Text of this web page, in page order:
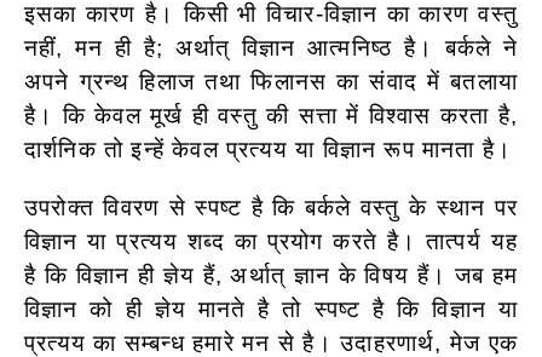
इसका कारण है। किसी भी विचार-विज्ञान का कारण वस्तु
नहीं, मन ही है; अर्थात् विज्ञान आत्मनिष्ठ है। बर्कले ने
अपने ग्रन्थ हिलाज तथा फिलानस का संवाद में बतलाया
है। कि केवल मूर्ख ही वस्तु की सत्ता में विश्वास करता है,
दार्शनिक तो इन्हें केवल प्रत्यय या विज्ञान रूप मानता है।
उपरोक्त विवरण से स्पष्ट है कि बर्कले वस्तु के स्थान पर
विज्ञान या प्रत्यय शब्द का प्रयोग करते है। तात्पर्य यह
है कि विज्ञान ही ज्ञेय हैं, अर्थात् ज्ञान के विषय हैं। जब हम
विज्ञान को ही ज्ञेय मानते है तो स्पष्ट है कि विज्ञान या
प्रत्यय का सम्बन्ध हमारे मन से है। उदाहरणार्थ, मेज एक